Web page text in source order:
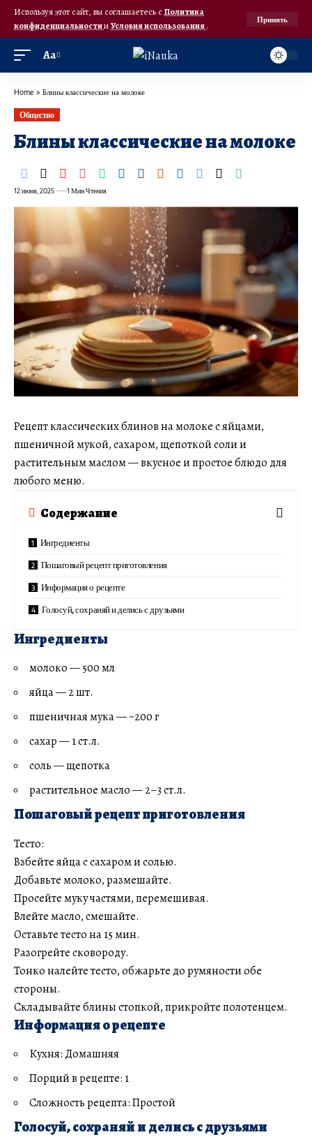
Используя этот сайт, вы соглашаетесь с Политика
конфиденциальностииУсловия использования.
Принять
Аа
Home » Блины классические на молоке
Общество
Блины классические на молоке
12 июня, 2025 1 Мин Чтения
Рецепт классических блинов на молоке с яйцами,
пшеничной мукой, сахаром, щепоткой соли и
растительным маслом — вкусное и простое блюдо для
любого меню.
Содержание
Ингредиенты
Пошаговый рецепт приготовления
Информация о рецепте
Голосуй, сохраняй и делись с друзьями
Ингредиенты
молоко — 500 мл
яйца — 2 шт.
пшеничная мука — ~200 г
сахар — 1 ст.л.
соль — щепотка
растительное масло — 2–3 ст.л.
Пошаговый рецепт приготовления
Тесто:
Взбейте яйца с сахаром и солью.
Добавьте молоко, размешайте.
Просейте муку частями, перемешивая.
Влейте масло, смешайте.
Оставьте тесто на 15 мин.
Разогрейте сковороду.
Тонко налейте тесто, обжарьте до румяности обе
стороны.
Складывайте блины стопкой, прикройте полотенцем.
Информация о рецепте
Кухня: Домашняя
Порций в рецепте: 1
Сложность рецепта: Простой
Голосуй, сохраняй и делись с друзьями